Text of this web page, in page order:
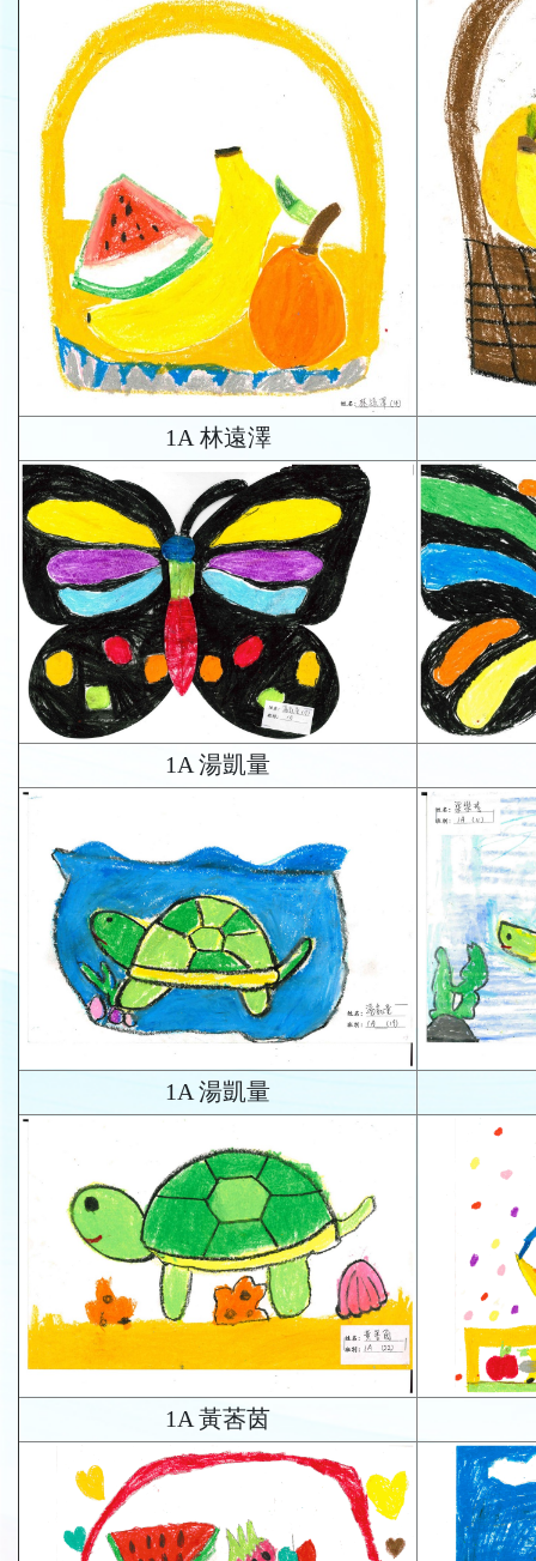
1A 林遠澤
1A 湯凱量
1A 湯凱量
1A 黃莕茵